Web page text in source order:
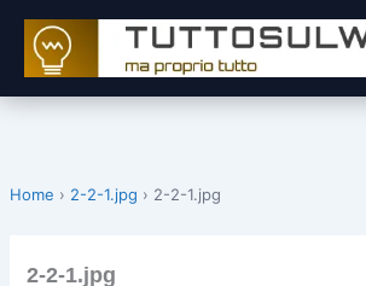
contenuto
Home › 2-2-1.jpg › 2-2-1.jpg
2-2-1.jpg